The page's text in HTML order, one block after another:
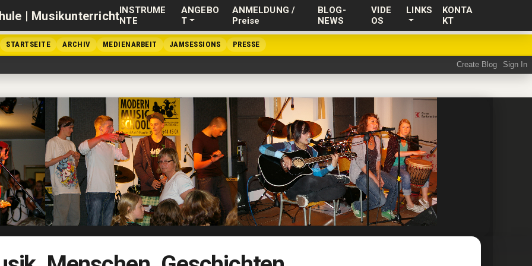
STARTSEITE ARCHIV MEDIENARBEIT JAMSESSIONS PRESSE
INSTRUME
NTE
ANGEBO
T
ANMELDUNG /
Preise
BLOG-
NEWS
VIDE
OS
LINKS
KONTA
KT